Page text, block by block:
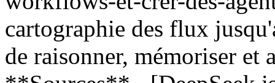
cartographie des flux
de raisonner, mémoriser et